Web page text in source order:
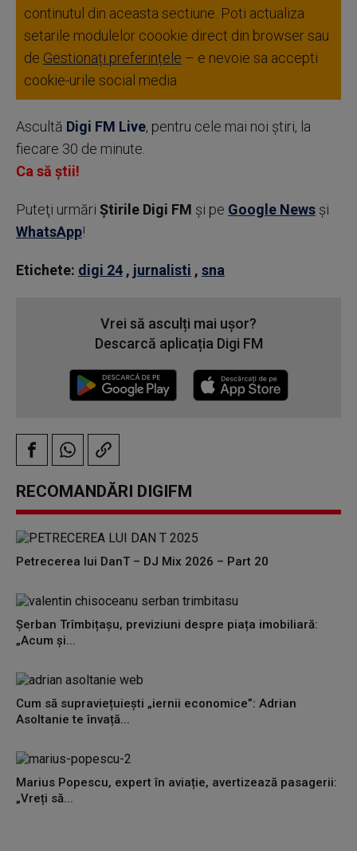
continutul din aceasta sectiune. Poti actualiza
setarile modulelor coookie direct din browser sau
de Gestionați preferințele – e nevoie sa accepti
cookie-urile social media
Ascultă Digi FM Live, pentru cele mai noi știri, la
fiecare 30 de minute.
Ca să știi!
Puteţi urmări Știrile Digi FM şi pe Google News şi
WhatsApp!
Etichete: digi 24 , jurnalisti , sna
Vrei să asculți mai ușor?
Descarcă aplicația Digi FM
RECOMANDĂRI DIGIFM
Petrecerea lui DanT – DJ Mix 2026 – Part 20
Șerban Trîmbițașu, previziuni despre piața imobiliară:
„Acum și...
Cum să supraviețuiești „iernii economice”: Adrian
Asoltanie te învață...
Marius Popescu, expert în aviație, avertizează pasagerii:
„Vreți să...